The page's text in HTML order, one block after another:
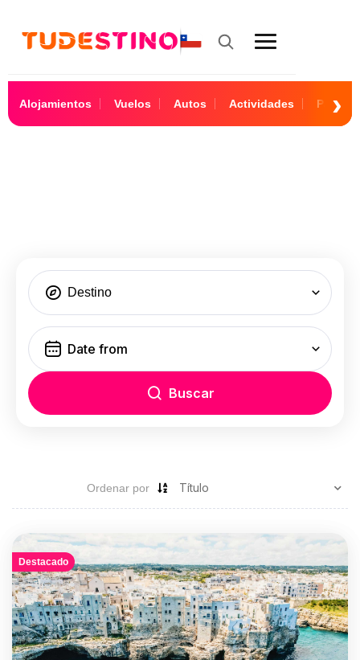
Alojamientos Vuelos Autos Actividades
Destino
Buscar
Ordenar por
Destacado